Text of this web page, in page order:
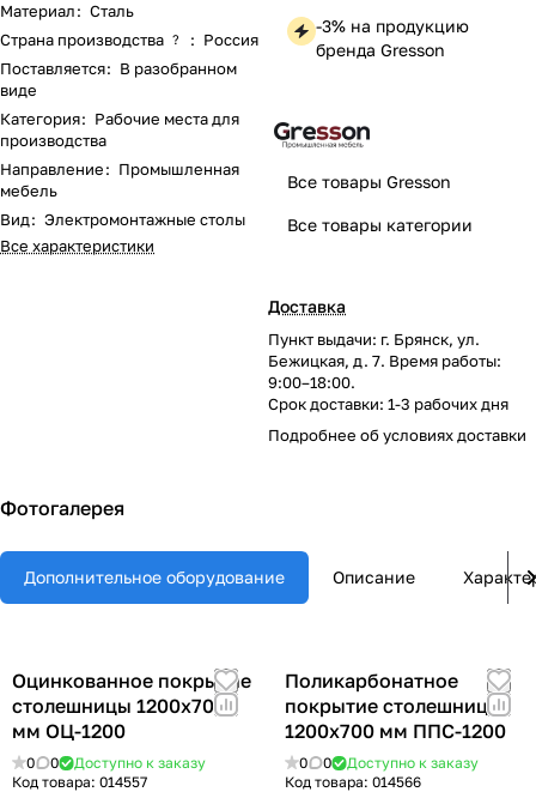
Материал: Сталь
Страна производства ? : Россия
Поставляется: В разобранном
виде
Категория: Рабочие места для
производства
Направление: Промышленная
мебель
Вид: Электромонтажные столы
Все характеристики
-3% на продукцию
бренда Gresson
Все товары Gresson
Все товары категории
Доставка
Пункт выдачи: г. Брянск, ул.
Бежицкая, д. 7. Время работы:
9:00–18:00.
Срок доставки: 1-3 рабочих дня
Подробнее обусловиях доставки
Фотогалерея
Дополнительное оборудование Описание
Оцинкованное покрытие
столешницы 1200х700
мм ОЦ-1200
0 0
Доступно к заказу
Код товара: 014557
Поликарбонатное
покрытие столешницы
1200х700 мм ППС-1200
0 0
Доступно к заказу
Код товара: 014566